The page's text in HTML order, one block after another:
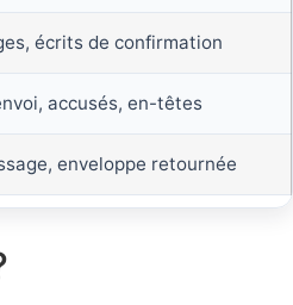
écrits de confirmation
accusés, en-têtes
enveloppe retournée